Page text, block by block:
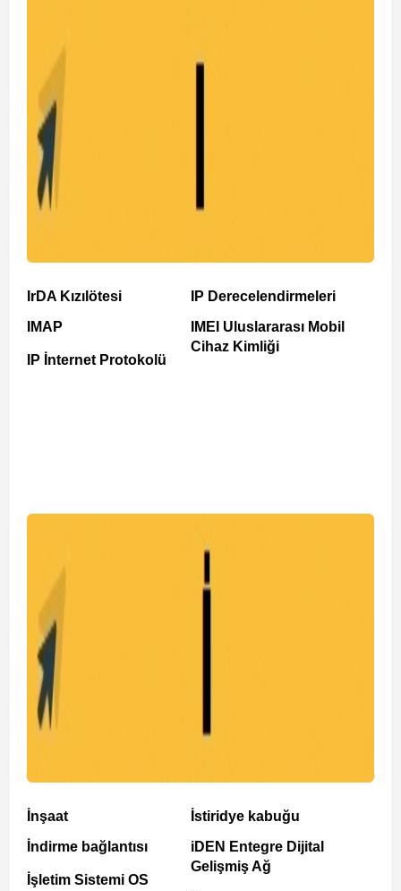
IrDA Kızılötesi
IMAP
IP İnternet Protokolü
IP Derecelendirmeleri
IMEI Uluslararası Mobil
Cihaz Kimliği
İnşaat
İndirme bağlantısı
İşletim Sistemi OS
İstiridye kabuğu
iDEN Entegre Dijital
Gelişmiş Ağ